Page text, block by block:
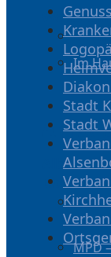
Wolfstein
Im
Im
MPD
MPD
Stadt
Stadt